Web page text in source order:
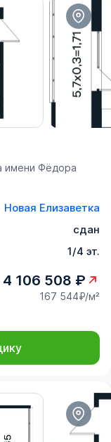
имени Фёдора
Новая Елизаветка
сдан
1/4 эт.
4 106 508 ₽
167 544₽/м²